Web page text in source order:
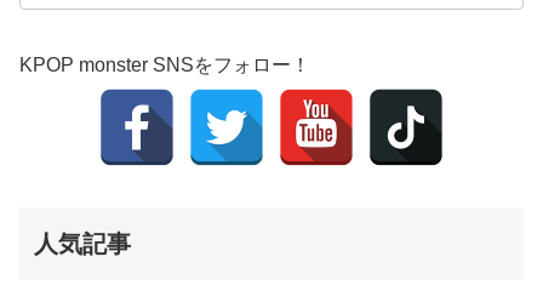
KPOP monster SNSをフォロー！
人気記事